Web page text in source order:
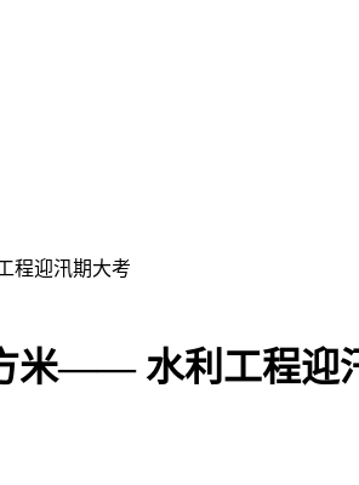
程迎汛期大考
米—— 水利工程迎